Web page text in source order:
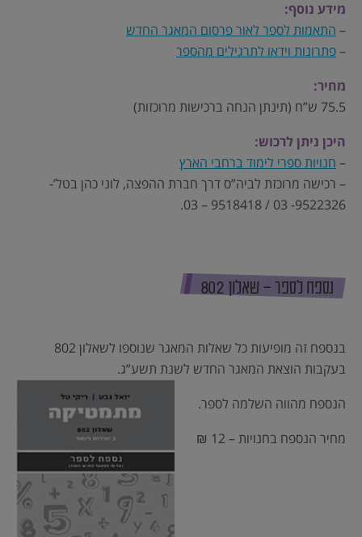
מידע נוסף:
– התאמות לספר לאור פרסום המאגר החדש
–פתרונות וידאו לתרגילים מהספר
מחיר:
75.5 ש”ח (תינתן הנחה ברכישות מרוכזות)
היכן ניתן לרכוש:
– חנויות ספרי לימוד ברחבי הארץ
– רכישה מרוכזת לביה”ס דרך חברת ההפצה, לוני כהן בטל’-
9522326- 03 / 9518418 – 03.
נספח לספר – שאלון 802
בנספח זה מופיעות כל שאלות המאגר שנוספו לשאלון 802
בעקבות הוצאת המאגר החדש לשנת תשע”ג.
הנספח מהווה השלמה לספר.
מחיר הנספח בחנויות – 12 ₪